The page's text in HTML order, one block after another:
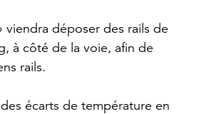
viendra déposer des rails de
à côté de la voie, afin de
rails.
écarts de température en